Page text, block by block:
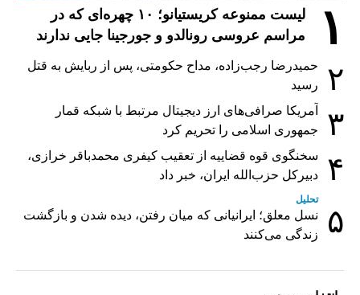
۱
لیست ممنوعه کریستیانو؛ ۱۰ چهره‌ای که در
مراسم عروسی رونالدو و جورجینا جایی ندارند
۲
حمیدرضا رجب‌زاده، مداح حکومتی، پس از ربایش به قتل
رسید
۳
آمریکا صرافی‌های ارز دیجیتال مرتبط با شبکه قمار
جمهوری اسلامی را تحریم کرد
۴
سخنگوی قوه قضاییه از تعقیب کیفری محمدباقر خرازی،
دبیر‌کل حزب‌الله ایران، خبر داد
۵
تحلیل
نسل معلق؛ ایرانیانی که میان رفتن، دیده شدن و بازگشت
زندگی می‌کنند